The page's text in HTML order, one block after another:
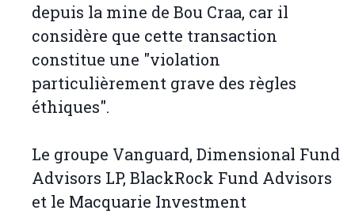
depuis la mine de Bou Craa, car il
considère que cette transaction
constitue une "violation
particulièrement grave des règles
éthiques".
Le groupe Vanguard, Dimensional Fund
Advisors LP, BlackRock Fund Advisors
et le Macquarie Investment